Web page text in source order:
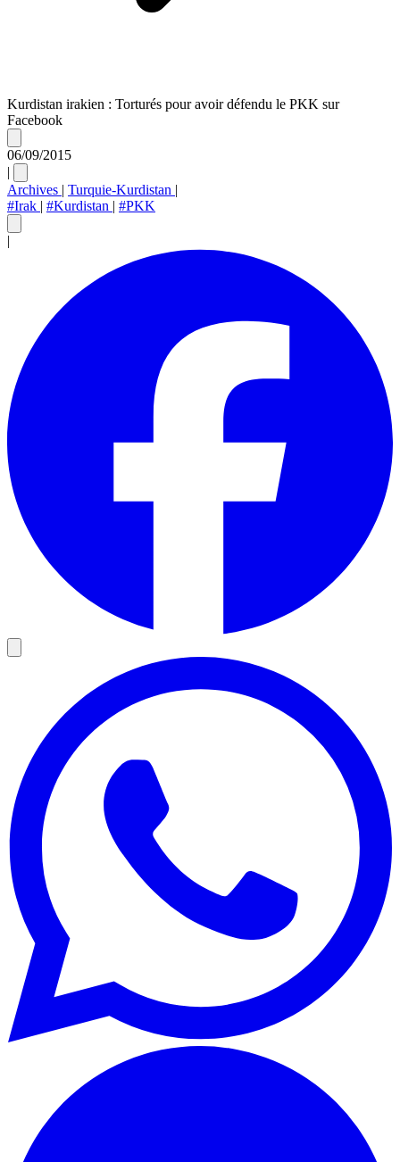
Kurdistan irakien : Torturés pour avoir défendu le PKK sur
Facebook
06/09/2015
|
Archives | Turquie-Kurdistan |
#Irak | #Kurdistan | #PKK
|